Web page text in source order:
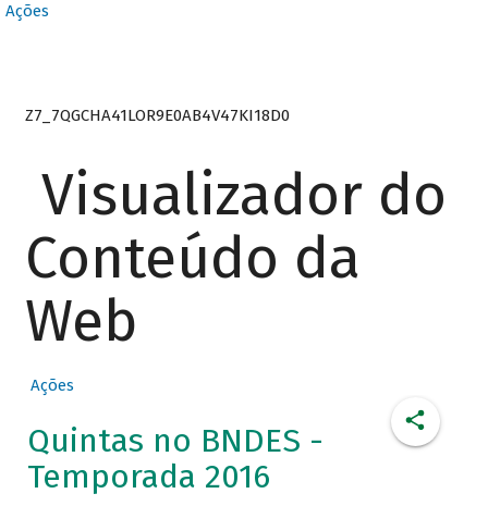
Ações
Z7_7QGCHA41LOR9E0AB4V47KI18D0
Visualizador do
Conteúdo da
Web
Ações
Quintas no BNDES -
Temporada 2016